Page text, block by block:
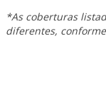
*As coberturas
diferentes,